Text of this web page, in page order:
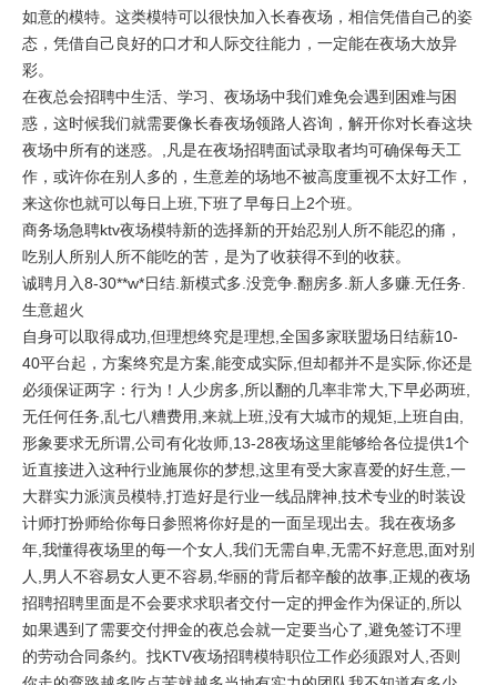
如意的模特。这类模特可以很快加入长春夜场，相信凭借自己的姿
态，凭借自己良好的口才和人际交往能力，一定能在夜场大放异
彩。
在夜总会招聘中生活、学习、夜场场中我们难免会遇到困难与困
惑，这时候我们就需要像长春夜场领路人咨询，解开你对长春这块
夜场中所有的迷惑。,凡是在夜场招聘面试录取者均可确保每天工
作，或许你在别人多的，生意差的场地不被高度重视不太好工作，
来这你也就可以每日上班,下班了早每日上2个班。
商务场急聘ktv夜场模特新的选择新的开始忍别人所不能忍的痛，
吃别人所别人所不能吃的苦，是为了收获得不到的收获。
诚聘月入8-30**w*日结.新模式多.没竞争.翻房多.新人多赚.无任务.
生意超火
自身可以取得成功,但理想终究是理想,全国多家联盟场日结薪10-
40平台起，方案终究是方案,能变成实际,但却都并不是实际,你还是
必须保证两字：行为！人少房多,所以翻的几率非常大,下早必两班,
无任何任务,乱七八糟费用,来就上班,没有大城市的规矩,上班自由,
形象要求无所谓,公司有化妆师,13-28夜场这里能够给各位提供1个
近直接进入这种行业施展你的梦想,这里有受大家喜爱的好生意,一
大群实力派演员模特,打造好是行业一线品牌神,技术专业的时装设
计师打扮师给你每日参照将你好是的一面呈现出去。我在夜场多
年,我懂得夜场里的每一个女人,我们无需自卑,无需不好意思,面对别
人,男人不容易女人更不容易,华丽的背后都辛酸的故事,正规的夜场
招聘招聘里面是不会要求求职者交付一定的押金作为保证的,所以
如果遇到了需要交付押金的夜总会就一定要当心了,避免签订不理
的劳动合同条约。找KTV夜场招聘模特职位工作必须跟对人,否则